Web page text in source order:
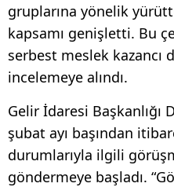
gruplarına yönelik
kapsamı genişletti. Bu
serbest meslek kazancı
incelemeye alındı.
Gelir İdaresi
şubat ayı başından
durumlarıyla ilgili
göndermeye başladı.